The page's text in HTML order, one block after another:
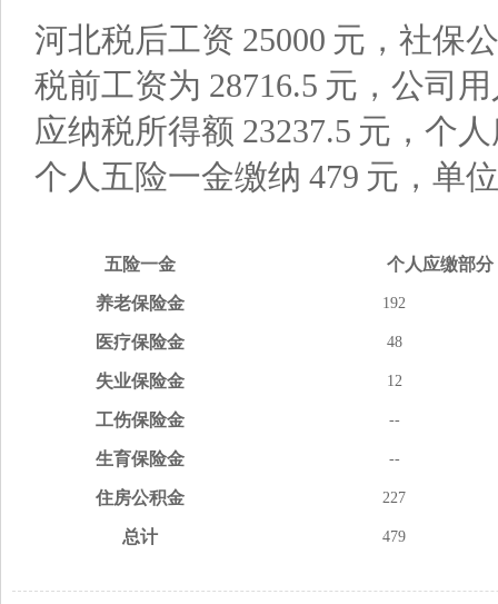
河北税后工资 25000 元，社保
税前工资为 28716.5 元，公司
应纳税所得额 23237.5 元，个
个人五险一金缴纳 479 元，单
五险一金 个人应缴部分
养老保险金 192
医疗保险金 48
失业保险金 12
工伤保险金 --
生育保险金 --
住房公积金 227
总计 479